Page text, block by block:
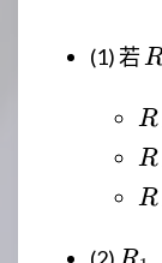
(1) 若 R
R
R
R
R
R
R